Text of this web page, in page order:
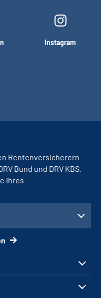
Instagram
Rentenversicherern
Bund und DRV KBS.
Ihres